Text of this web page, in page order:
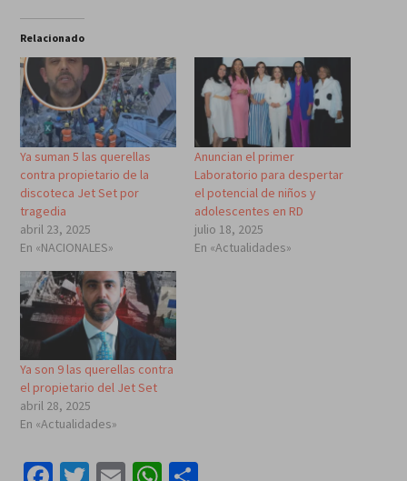
Relacionado
Ya suman 5 las querellas
contra propietario de la
discoteca Jet Set por
tragedia
abril 23, 2025
En «NACIONALES»
Anuncian el primer
Laboratorio para despertar
el potencial de niños y
adolescentes en RD
julio 18, 2025
En «Actualidades»
Ya son 9 las querellas contra
el propietario del Jet Set
abril 28, 2025
En «Actualidades»